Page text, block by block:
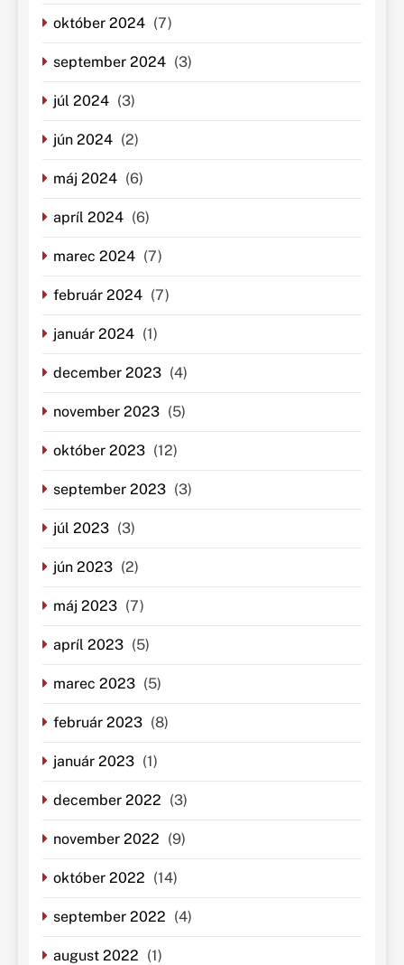
október 2024 (7)
september 2024 (3)
júl 2024 (3)
jún 2024 (2)
máj 2024 (6)
apríl 2024 (6)
marec 2024 (7)
február 2024 (7)
január 2024 (1)
december 2023 (4)
november 2023 (5)
október 2023 (12)
september 2023 (3)
júl 2023 (3)
jún 2023 (2)
máj 2023 (7)
apríl 2023 (5)
marec 2023 (5)
február 2023 (8)
január 2023 (1)
december 2022 (3)
november 2022 (9)
október 2022 (14)
september 2022 (4)
august 2022 (1)